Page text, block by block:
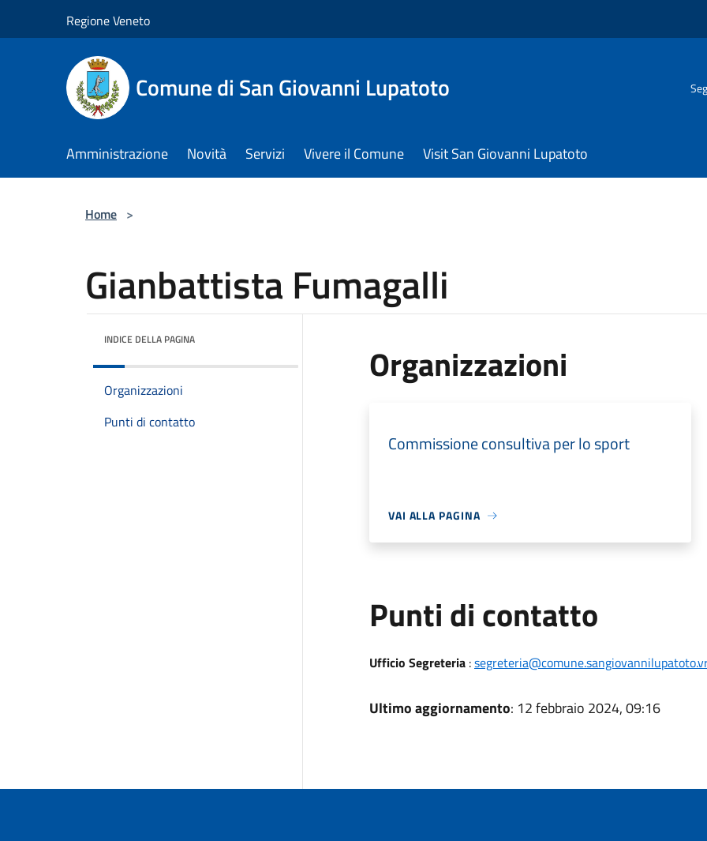
Regione Veneto
Comune di San Giovanni Lupatoto
Amministrazione Novità Servizi Vivere il Comune Visit San Giovanni Lupatoto
Home >
Gianbattista Fumagalli
INDICE DELLA PAGINA
Organizzazioni
Punti di contatto
Organizzazioni
Commissione consultiva per lo sport
VAI ALLA PAGINA
Punti di contatto
Ufficio Segreteria:
Ultimo aggiornamento: 12 febbraio 2024, 09:16